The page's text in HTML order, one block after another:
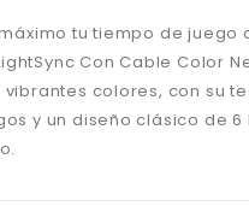
tu tiempo de juego
Con Cable Color
colores, con su
y un diseño clásico de